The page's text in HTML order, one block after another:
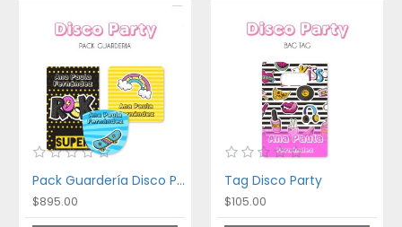
Pack Guardería Disco Party
$895.00
Tag Disco Party
$105.00